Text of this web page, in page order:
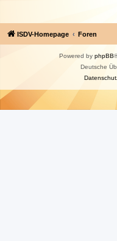
ISDV-Homepage Foren
Powered by phpBB
Deutsche